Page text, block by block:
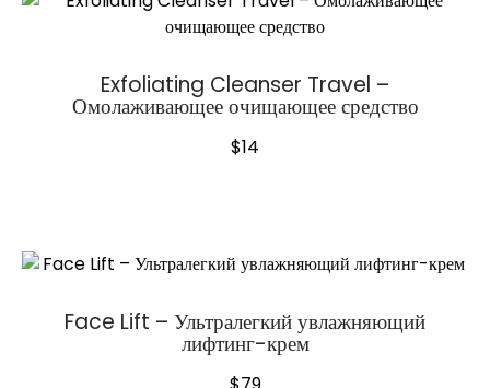
Exfoliating Cleanser Travel –
Омолаживающее очищающее средство
$14
Face Lift – Ультралегкий увлажняющий
лифтинг-крем